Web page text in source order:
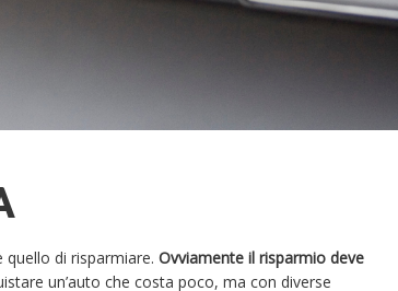
quello di risparmiare. Ovviamente il risparmio deve
un’auto che costa poco, ma con diverse